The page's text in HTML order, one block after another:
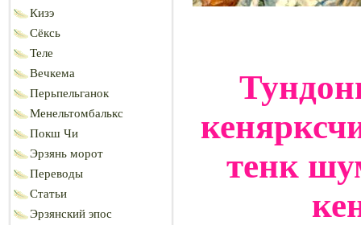
Кизэ
Сёксь
Теле
Вечкема
Перьпельганок
Менельтомбалькс
Покш Чи
Эрзянь морот
Переводы
Статьи
Эрзянский эпос
тенк